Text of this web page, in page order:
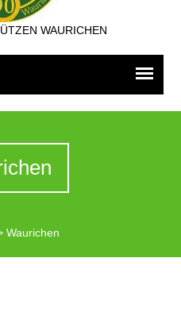
WAURICHEN
Waurichen